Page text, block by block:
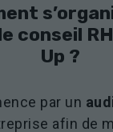
conseil
Up ?
par un
afin de